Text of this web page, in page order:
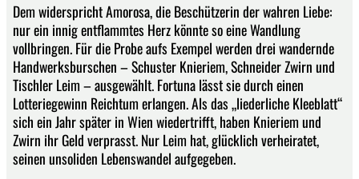
Dem widerspricht Amorosa, die Beschützerin der wahren Liebe:
nur ein innig entflammtes Herz könnte so eine Wandlung
vollbringen. Für die Probe aufs Exempel werden drei wandernde
Handwerksburschen – Schuster Knieriem, Schneider Zwirn und
Tischler Leim – ausgewählt. Fortuna lässt sie durch einen
Lotteriegewinn Reichtum erlangen. Als das „liederliche Kleeblatt“
sich ein Jahr später in Wien wiedertrifft, haben Knieriem und
Zwirn ihr Geld verprasst. Nur Leim hat, glücklich verheiratet,
seinen unsoliden Lebenswandel aufgegeben.